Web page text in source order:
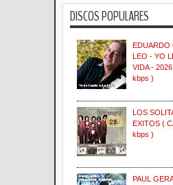
DISCOS POPULARES
EDUARDO
LEO - YO
VIDA -
kbps )
LOS
EXITOS (
kbps )
PAUL